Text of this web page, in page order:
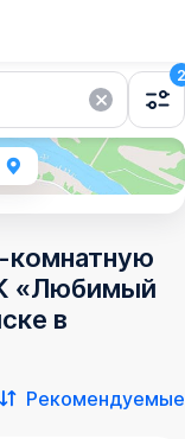
2
комнатную
«Любимый
в
Рекомендуемые